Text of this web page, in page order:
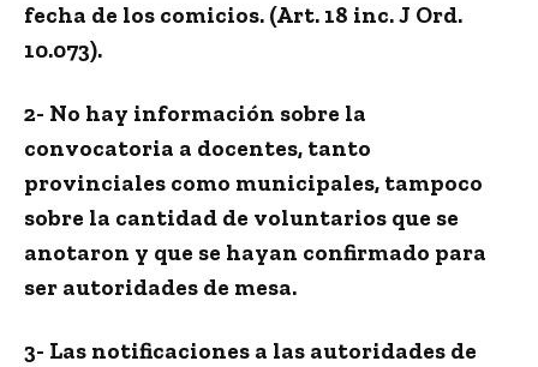
fecha de los comicios. (Art. 18 inc. J Ord.
10.073).
2- No hay información sobre la
convocatoria a docentes, tanto
provinciales como municipales, tampoco
sobre la cantidad de voluntarios que se
anotaron y que se hayan confirmado para
ser autoridades de mesa.
3- Las notificaciones a las autoridades de